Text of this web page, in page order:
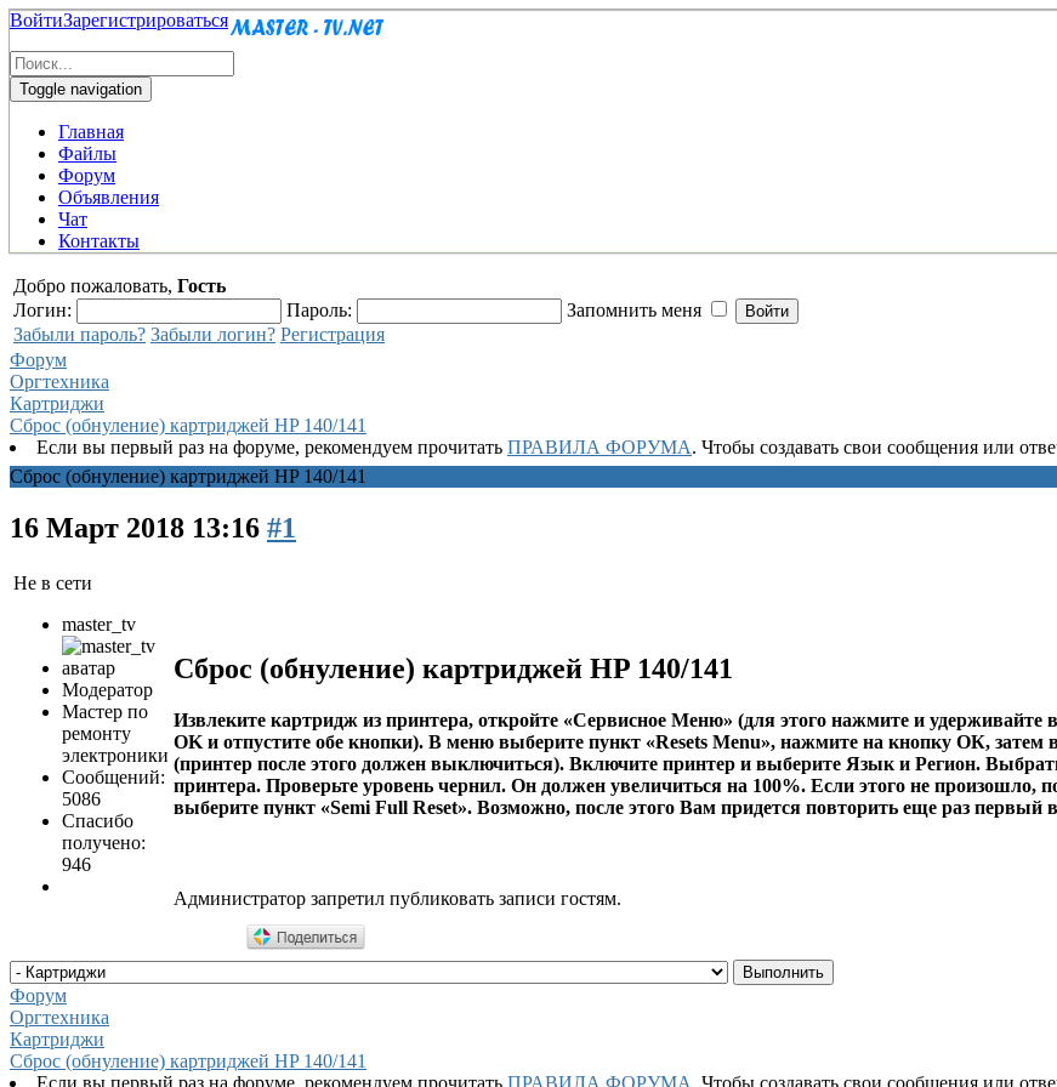
ВойтиЗарегистрироваться
Toggle navigation
Главная
Файлы
Форум
Объявления
Чат
Контакты
Добро пожаловать, Гость
Логин:
Пароль:
Запомнить меня
Забыли пароль? Забыли логин? Регистрация
Форум
Оргтехника
Картриджи
Сброс (обнуление) картриджей HP 140/141
Если вы первый раз на форуме, рекомендуем прочитать ПРАВИЛА ФОРУМА. Чтобы создавать свои сообщения или
Сброс (обнуление) картриджей HP 140/141
16 Март 2018 13:16 #1
Не в сети
master_tv
Модератор
Мастер по
ремонту
электроники
Сообщений:
5086
Спасибо
получено:
946
Сброс (обнуление) картриджей HP 140/141
Извлеките картридж из принтера, откройте «Сервисное Меню» (для этого нажмите и
OK и отпустите обе кнопки). В меню выберите пункт «Resets Menu», нажмите на кнопку ОК,
(принтер после этого должен выключиться). Включите принтер и выберите Язык и Регион.
принтера. Проверьте уровень чернил. Он должен увеличиться на 100%. Если этого не произошло,
выберите пункт «Semi Full Reset». Возможно, после этого Вам придется повторить еще раз первый
Администратор запретил публиковать записи гостям.
Форум
Оргтехника
Картриджи
Сброс (обнуление) картриджей HP 140/141
Если вы первый раз на форуме, рекомендуем прочитать ПРАВИЛА ФОРУМА . Чтобы создавать свои сообщения или